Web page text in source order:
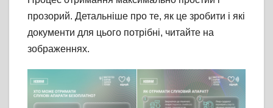
прозорий. Детальніше про те, як це зробити і які
документи для цього потрібні, читайте на
зображеннях.